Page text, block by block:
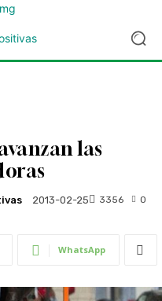
las
2013-02-25 0
3356
WhatsApp